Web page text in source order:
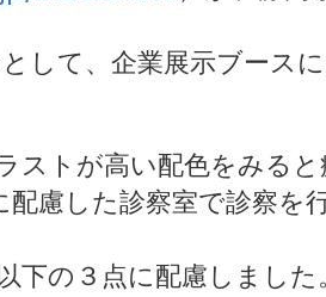
して、企業展示ブース
ストが高い配色をみる
慮した診察室で診察を
の３点に配慮しました。